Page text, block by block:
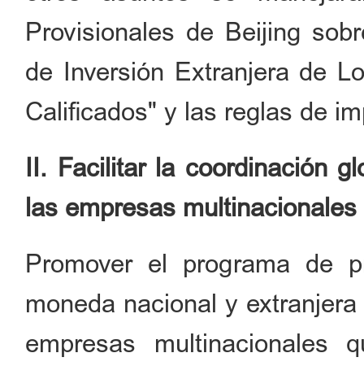
Provisionales de Beijing
de Inversión Extranjera de
Calificados" y las reglas de
II. Facilitar la coordinación
las empresas multinacionales
Promover el programa de
moneda nacional y
empresas